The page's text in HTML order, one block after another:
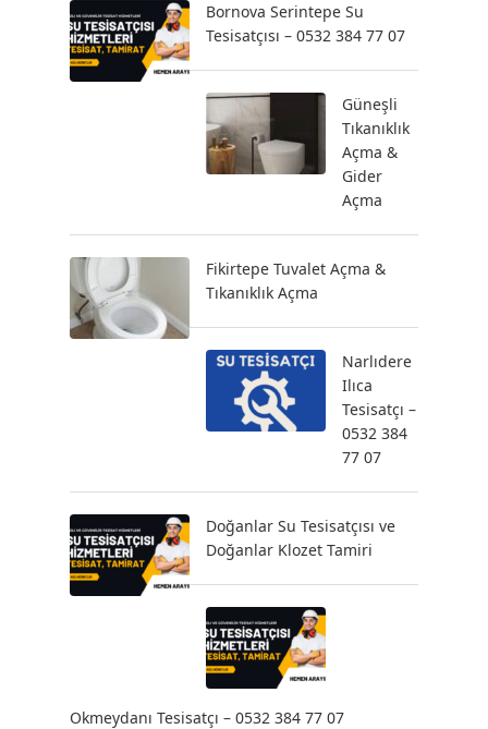
Bornova Serintepe Su
Tesisatçısı – 0532 384 77 07
Güneşli
Tıkanıklık
Açma &
Gider
Açma
Fikirtepe Tuvalet Açma &
Tıkanıklık Açma
Narlıdere
Ilıca
Tesisatçı –
0532 384
77 07
Doğanlar Su Tesisatçısı ve
Doğanlar Klozet Tamiri
Okmeydanı Tesisatçı – 0532 384 77 07